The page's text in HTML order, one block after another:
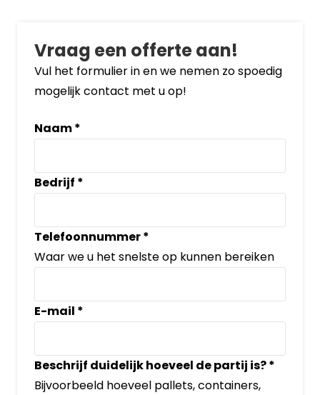
Vraag een offerte aan!
Vul het formulier in en we nemen zo spoedig
mogelijk contact met u op!
Naam*
Bedrijf *
Telefoonnummer*
Waar we u het snelste op kunnen bereiken
E-mail *
Beschrijf duidelijk hoeveel de partij is?*
Bijvoorbeeld hoeveel pallets, containers,